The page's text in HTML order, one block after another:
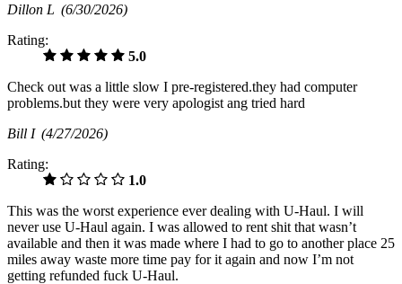
Dillon L (6/30/2026)
Rating:
5.0
Check out was a little slow I pre-registered.they had computer
problems.but they were very apologist ang tried hard
Bill I (4/27/2026)
Rating:
1.0
This was the worst experience ever dealing with U-Haul. I will
never use U-Haul again. I was allowed to rent shit that wasn’t
available and then it was made where I had to go to another place 25
miles away waste more time pay for it again and now I’m not
getting refunded fuck U-Haul.